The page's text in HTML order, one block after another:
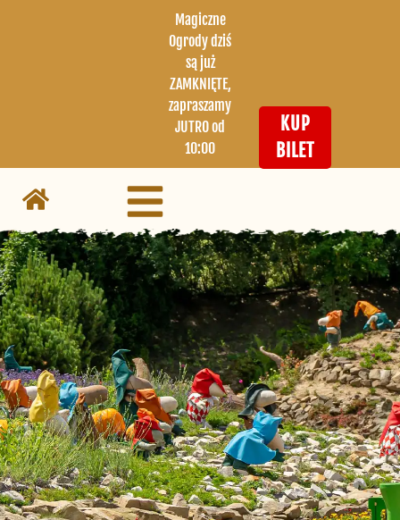
Magiczne
Ogrody dziś
są już
ZAMKNIĘTE,
zapraszamy
JUTRO od
10:00
KUP
BILET